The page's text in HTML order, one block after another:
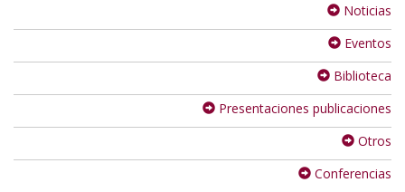
Noticias
Eventos
Biblioteca
Presentaciones publicaciones
Otros
Conferencias